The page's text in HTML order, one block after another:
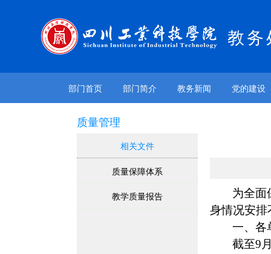
教务
部门首页 部门简介 教务新闻 党的建设
质量管理
相关文件
质量保障体系
教学质量报告
为全面
身情况安排
一、各
截至9